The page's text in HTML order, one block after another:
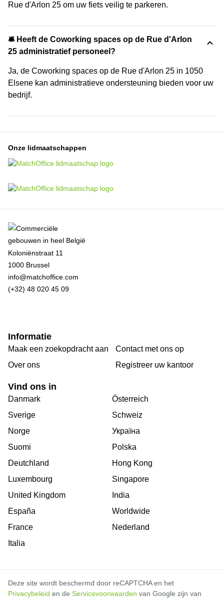
Rue d'Arlon 25 om uw fiets veilig te parkeren.
🛎 Heeft de Coworking spaces op de Rue d'Arlon
25 administratief personeel?
Ja, de Coworking spaces op de Rue d'Arlon 25 in 1050
Elsene kan administratieve ondersteuning bieden voor uw
bedrijf.
Onze lidmaatschappen
Koloniënstraat 11
1000 Brussel
info@matchoffice.com
(+32) 48 020 45 09
Informatie
Maak een zoekopdracht aan
Over ons
Contact met ons op
Registreer uw kantoor
Vind ons in
Danmark
Sverige
Norge
Suomi
Deutchland
Luxembourg
United Kingdom
España
France
Italia
Österreich
Schweiz
Україна
Polska
Hong Kong
Singapore
India
Worldwide
Nederland
Deze site wordt beschermd door reCAPTCHA en het
Privacybeleid en de Servicevoorwaarden van Google zijn van